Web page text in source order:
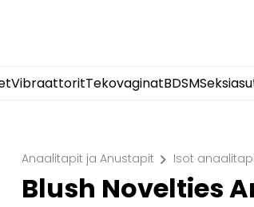
VibraattoritTekovaginatBDSM
Anaalitapit ja Anustapit chevron_right Isot
Blush Novelties